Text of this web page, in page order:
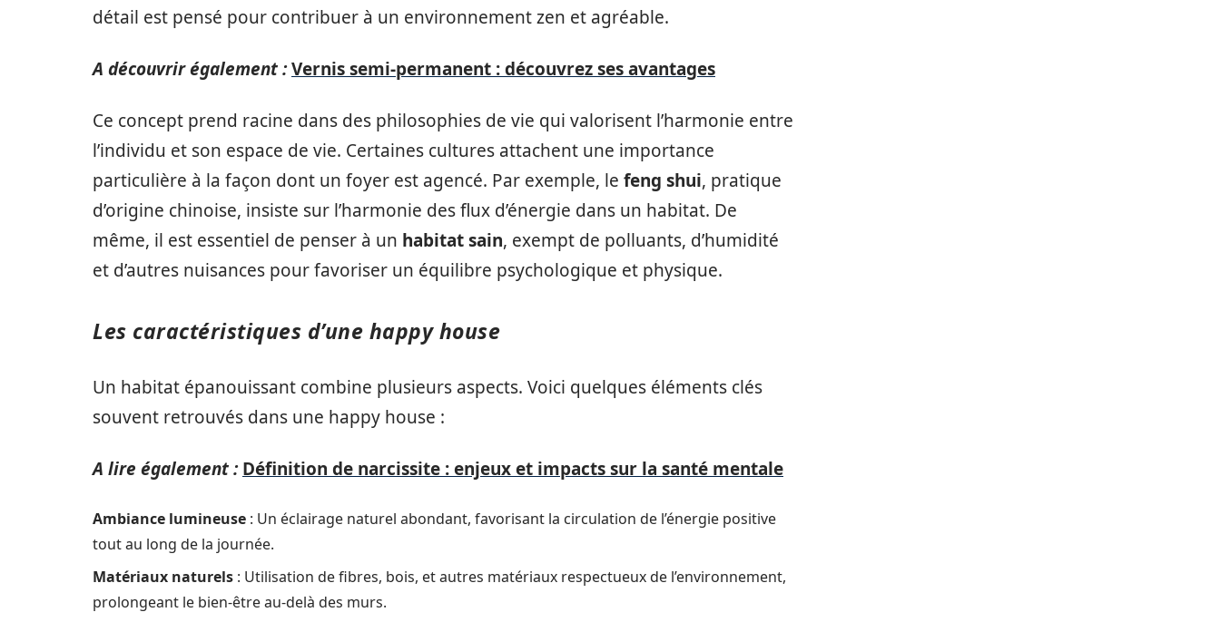
détail est pensé pour contribuer à un environnement zen et agréable.
A découvrir également :Vernis semi-permanent : découvrez ses avantages
Ce concept prend racine dans des philosophies de vie qui valorisent l’harmonie entre
l’individu et son espace de vie. Certaines cultures attachent une importance
particulière à la façon dont un foyer est agencé. Par exemple, le feng shui, pratique
d’origine chinoise, insiste sur l’harmonie des flux d’énergie dans un habitat. De
même, il est essentiel de penser à un habitat sain, exempt de polluants, d’humidité
et d’autres nuisances pour favoriser un équilibre psychologique et physique.
Les caractéristiques d’une happy house
Un habitat épanouissant combine plusieurs aspects. Voici quelques éléments clés
souvent retrouvés dans une happy house :
A lire également : Définition de narcissite : enjeux et impacts sur la santé mentale
Ambiance lumineuse : Un éclairage naturel abondant, favorisant la circulation de l’énergie positive
tout au long de la journée.
Matériaux naturels : Utilisation de fibres, bois, et autres matériaux respectueux de l’environnement,
prolongeant le bien-être au-delà des murs.